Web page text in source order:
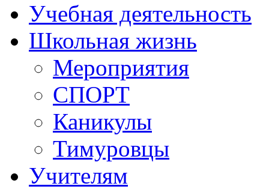
Учебная деятельность
Школьная жизнь
Мероприятия
СПОРТ
Каникулы
Тимуровцы
Учителям